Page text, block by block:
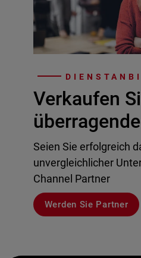
Verkaufen
Seien Sie erfolgreich
unvergleichlicher
Channel Partner
Werden Sie Partner